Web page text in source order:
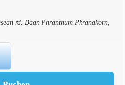
rd. Baan Phranthum Phranakorn,